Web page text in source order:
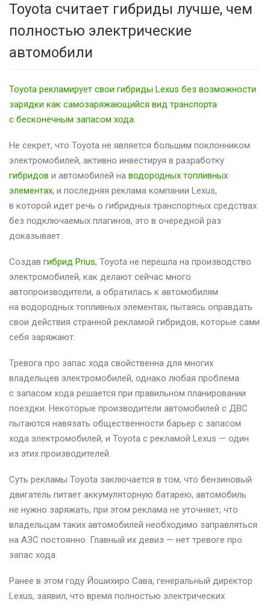
Toyota считает гибриды лучше, чем
полностью электрические
автомобили
Toyota рекламирует свои гибриды Lexus без возможности
зарядки как самозаряжающийся вид транспорта
с бесконечным запасом хода.
Не секрет, что Toyota не является большим поклонником
электромобилей, активно инвестируя в разработку
гибридов и автомобилей на водородных топливных
элементах, и последняя реклама компании Lexus,
в которой идет речь о гибридных транспортных средствах
без подключаемых плагинов, это в очередной раз
доказывает.
Создав гибрид Prius, Toyota не перешла на производство
электромобилей, как делают сейчас много
автопроизводители, а обратилась к автомобилям
на водородных топливных элементах, пытаясь оправдать
свои действия странной рекламой гибридов, которые сами
себя заряжают.
Тревога про запас хода свойственна для многих
владельцев электромобилей, однако любая проблема
с запасом хода решается при правильном планировании
поездки. Некоторые производители автомобилей с ДВС
пытаются навязать общественности барьер с запасом
хода электромобилей, и Toyota с рекламой Lexus — один
из этих производителей.
Суть рекламы Toyota заключается в том, что бензиновый
двигатель питает аккумуляторную батарею, автомобиль
не нужно заряжать, при этом реклама не уточняет, что
владельцам таких автомобилей необходимо заправляться
на АЗС постоянно. Главный их девиз — нет тревоге про
запас хода.
Ранее в этом году Йошихиро Сава, генеральный директор
Lexus, заявил, что время полностью электрических